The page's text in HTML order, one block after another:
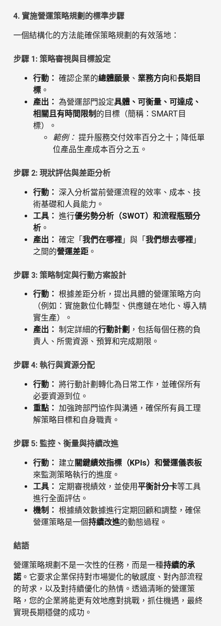
4. 實施營運策略規劃的標準步驟
一個結構化的方法能確保策略規劃的有效落地：
步驟 1: 策略審視與目標設定
行動： 確認企業的總體願景、 業務方向和長期目
標。
產出： 為營運部門設定具體、可衡量、可達成、
相關且有時間限制 的目標（簡稱：SMART目
標）。
範例： 提升服務交付效率百分之十；降低單
位產品生產成本百分之五。
步驟 2: 現狀評估與差距分析
行動： 深入分析當前營運流程的效率、成本、技
術基礎和人員能力。
工具： 進行優劣勢分析（SWOT）和流程瓶頸分
析。
產出： 確定「我們在哪裡」與「我們想去哪裡」
之間的營運差距。
步驟 3: 策略制定與行動方案設計
行動： 根據差距分析，提出具體的營運策略方向
（例如：實施數位化轉型、供應鏈在地化、導入精
實生產）。
產出： 制定詳細的行動計劃 ，包括每個任務的負
責人、所需資源、預算和完成期限。
步驟 4: 執行與資源分配
行動： 將行動計劃轉化為日常工作，並確保所有
必要資源到位。
重點： 加強跨部門協作與溝通，確保所有員工理
解策略目標和自身職責。
步驟 5: 監控、衡量與持續改進
行動： 建立 關鍵績效指標（KPIs）和營運儀表板
來監測策略執行的進度。
工具： 定期審視績效，並使用平衡計分卡等工具
進行全面評估。
機制： 根據績效數據進行定期回顧和調整，確保
營運策略是一個持續改進的動態過程。
結語
營運策略規劃不是一次性的任務，而是一種持續的承
諾。它要求企業保持對市場變化的敏感度、對內部流程
的苛求，以及對持續優化的熱情。透過清晰的營運策
略，您的企業將能更有效地應對挑戰，抓住機遇，最終
實現長期穩健的成功。